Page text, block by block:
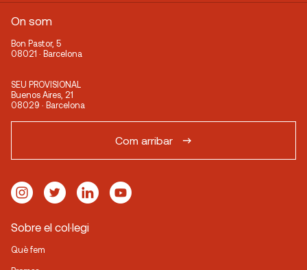
On som
Bon Pastor, 5
08021 · Barcelona
SEU PROVISIONAL
Buenos Aires, 21
08029 · Barcelona
Com arribar
Sobre el col·legi
Què fem